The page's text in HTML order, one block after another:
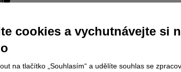
cookies a vychutnávejte si
na tlačítko „Souhlasím“ a udělíte souhlas se